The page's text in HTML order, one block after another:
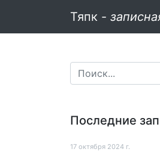
Тяпк -
Последние
17 октября 2024 г.